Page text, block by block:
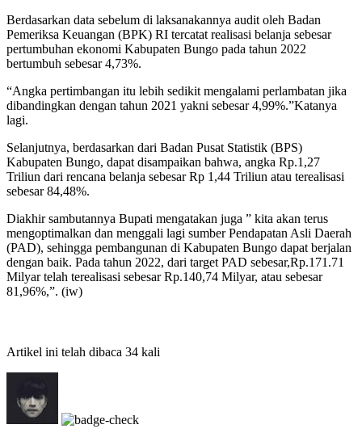
Berdasarkan data sebelum di laksanakannya audit oleh Badan
Pemeriksa Keuangan (BPK) RI tercatat realisasi belanja sebesar
pertumbuhan ekonomi Kabupaten Bungo pada tahun 2022
bertumbuh sebesar 4,73%.
“Angka pertimbangan itu lebih sedikit mengalami perlambatan jika
dibandingkan dengan tahun 2021 yakni sebesar 4,99%.”Katanya
lagi.
Selanjutnya, berdasarkan dari Badan Pusat Statistik (BPS)
Kabupaten Bungo, dapat disampaikan bahwa, angka Rp.1,27
Triliun dari rencana belanja sebesar Rp 1,44 Triliun atau terealisasi
sebesar 84,48%.
Diakhir sambutannya Bupati mengatakan juga ” kita akan terus
mengoptimalkan dan menggali lagi sumber Pendapatan Asli Daerah
(PAD), sehingga pembangunan di Kabupaten Bungo dapat berjalan
dengan baik. Pada tahun 2022, dari target PAD sebesar,Rp.171.71
Milyar telah terealisasi sebesar Rp.140,74 Milyar, atau sebesar
81,96%,”. (iw)
Artikel ini telah dibaca 34 kali